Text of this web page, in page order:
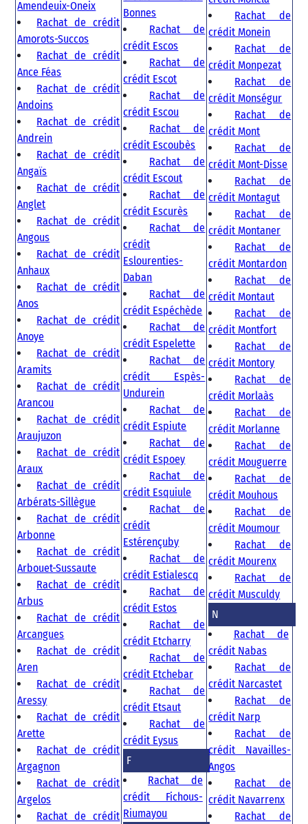
Amendeuix-Oneix
Rachat de crédit
Amorots-Succos
Rachat de crédit
Ance Féas
Rachat de crédit
Andoins
Rachat de crédit
Andrein
Rachat de crédit
Angaïs
Rachat de crédit
Anglet
Rachat de crédit
Angous
Rachat de crédit
Anhaux
Rachat de crédit
Anos
Rachat de crédit
Anoye
Rachat de crédit
Aramits
Rachat de crédit
Arancou
Rachat de crédit
Araujuzon
Rachat de crédit
Araux
Rachat de crédit
Arbérats-Sillègue
Rachat de crédit
Arbonne
Rachat de crédit
Arbouet-Sussaute
Rachat de crédit
Arbus
Rachat de crédit
Arcangues
Rachat de crédit
Aren
Rachat de crédit
Aressy
Rachat de crédit
Arette
Rachat de crédit
Argagnon
Rachat de crédit
Argelos
Rachat de crédit
Bonnes
Rachat de
crédit Escos
Rachat de
crédit Escot
Rachat de
crédit Escou
Rachat de
crédit Escoubès
Rachat de
crédit Escout
Rachat de
crédit Escurès
Rachat de
crédit
Eslourenties-
Daban
Rachat de
crédit Espéchède
Rachat de
crédit Espelette
Rachat de
crédit Espès-
Undurein
Rachat de
crédit Espiute
Rachat de
crédit Espoey
Rachat de
crédit Esquiule
Rachat de
crédit
Estérençuby
Rachat de
crédit Estialescq
Rachat de
crédit Estos
Rachat de
crédit Etcharry
Rachat de
crédit Etchebar
Rachat de
crédit Etsaut
Rachat de
crédit Eysus
F
Rachat de
crédit Fichous-
Riumayou
Rachat de
crédit Monein
Rachat de
crédit Monpezat
Rachat de
crédit Monségur
Rachat de
crédit Mont
Rachat de
crédit Mont-Disse
Rachat de
crédit Montagut
Rachat de
crédit Montaner
Rachat de
crédit Montardon
Rachat de
crédit Montaut
Rachat de
crédit Montfort
Rachat de
crédit Montory
Rachat de
crédit Morlaàs
Rachat de
crédit Morlanne
Rachat de
crédit Mouguerre
Rachat de
crédit Mouhous
Rachat de
crédit Moumour
Rachat de
crédit Mourenx
Rachat de
crédit Musculdy
N
Rachat de
crédit Nabas
Rachat de
crédit Narcastet
Rachat de
crédit Narp
Rachat de
crédit Navailles-
Angos
Rachat de
crédit Navarrenx
Rachat de